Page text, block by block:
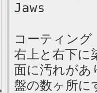
Jaws
コーティン
右上と右下に
面に汚れがあ
盤の数ヶ所に